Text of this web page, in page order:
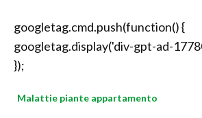
googletag.cmd.push(function() {
googletag.display('div-gpt-ad-
});
Malattie piante appartamento